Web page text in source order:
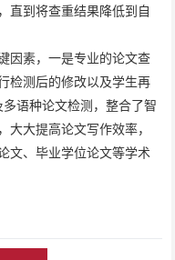
直到将查重结果降低到自
因素，一是专业的论文查
检测后的修改以及学生再
语种论文检测，整合了智
大提高论文写作效率，
文、毕业学位论文等学术